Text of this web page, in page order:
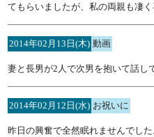
てもらいましたが、私の両親も凄
2014年02月13日(木) 動画
妻と長男が2人で次男を抱いて話し
2014年02月12日(水) お祝いに
昨日の興奮で全然眠れませんでし